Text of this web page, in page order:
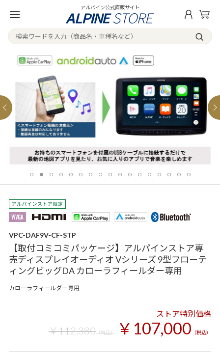
アルパイン公式直販サイト
VPC-DAF9V-CF-STP
【取付コミコミパッケージ】アルパインストア専
売ディスプレイオーディオ Vシリーズ 9型フローテ
ィングビッグDA カローラフィールダー専用
カローラフィールダー専用
ストア特別価格
￥112,380（税込） ￥107,000 （税込）